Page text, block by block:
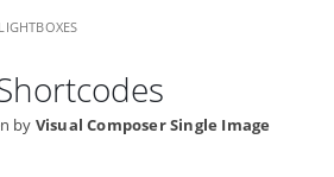
by Visual Composer Single Image